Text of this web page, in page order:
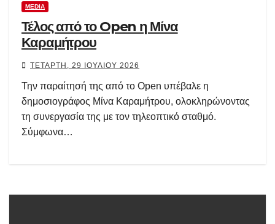
MEDIA
Τέλος από το Open η Μίνα
Καραμήτρου
ΤΕΤΆΡΤΗ, 29 ΙΟΥΛΊΟΥ 2026
Την παραίτησή της από το Open υπέβαλε η
δημοσιογράφος Μίνα Καραμήτρου, ολοκληρώνοντας
τη συνεργασία της με τον τηλεοπτικό σταθμό.
Σύμφωνα…